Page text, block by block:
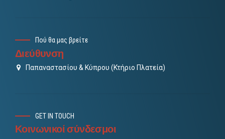
Πού θα μας βρείτε
Διεύθυνση
Παπαναστασίου & Κύπρου (Κτήριο Πλατεία)
GET IN TOUCH
Κοινωνικοί σύνδεσμοι